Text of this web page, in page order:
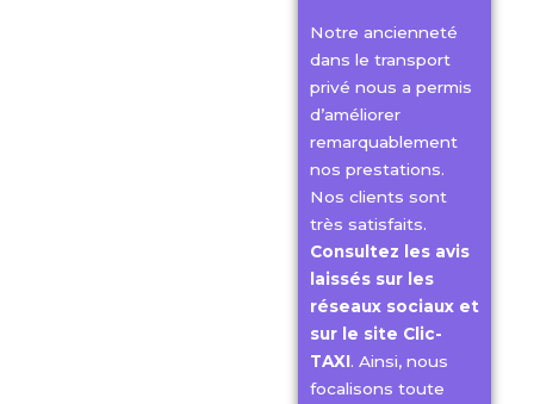
Notre ancienneté
dans le transport
privé nous a permis
d’améliorer
remarquablement
nos prestations.
Nos clients sont
très satisfaits.
Consultez les avis
laissés sur les
réseaux sociaux et
sur le site Clic-
TAXI. Ainsi, nous
focalisons toute